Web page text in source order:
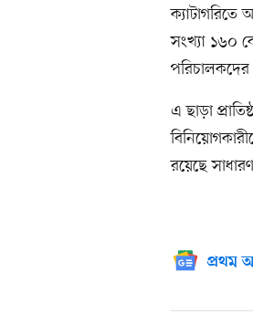
ক্যাটাগরিতে
সংখ্যা ১৬০
পরিচালকদের
এ ছাড়া
রয়েছে
প্রথম